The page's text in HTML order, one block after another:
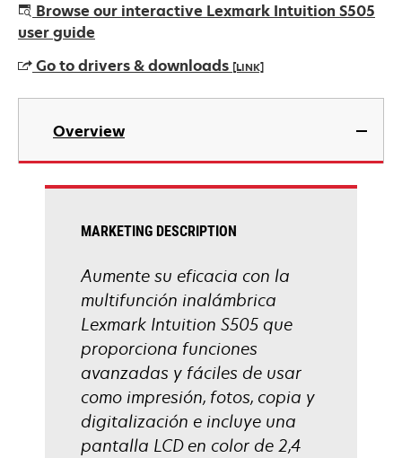
Browse our interactive Lexmark Intuition S505
user guide
Go to drivers & downloads [LINK]
opens
new
Overview
MARKETING DESCRIPTION
Aumente su eficacia con la
multifunción inalámbrica
Lexmark Intuition S505 que
proporciona funciones
avanzadas y fáciles de usar
como impresión, fotos, copia y
digitalización e incluye una
pantalla LCD en color de 2,4